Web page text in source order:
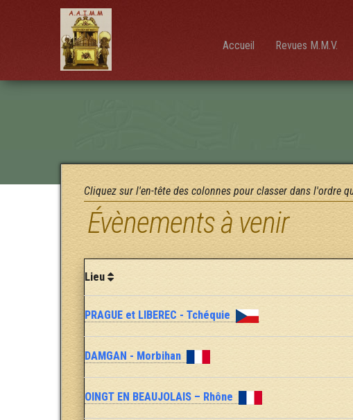
AAIMM
Association
des
Instruments
et de la
Musique
Mécanique
Accueil Revues M.M.V.
Cliquez sur l'en-tête des colonnes pour classer dans l'ordre
Évènements à venir
Lieu
PRAGUE et LIBEREC - Tchéquie
DAMGAN - Morbihan
OINGT EN BEAUJOLAIS – Rhône